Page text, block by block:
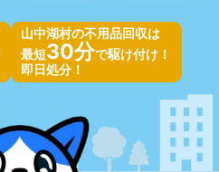
山中湖村の不用品回収は
最短30分で駆け付け！
即日処分！